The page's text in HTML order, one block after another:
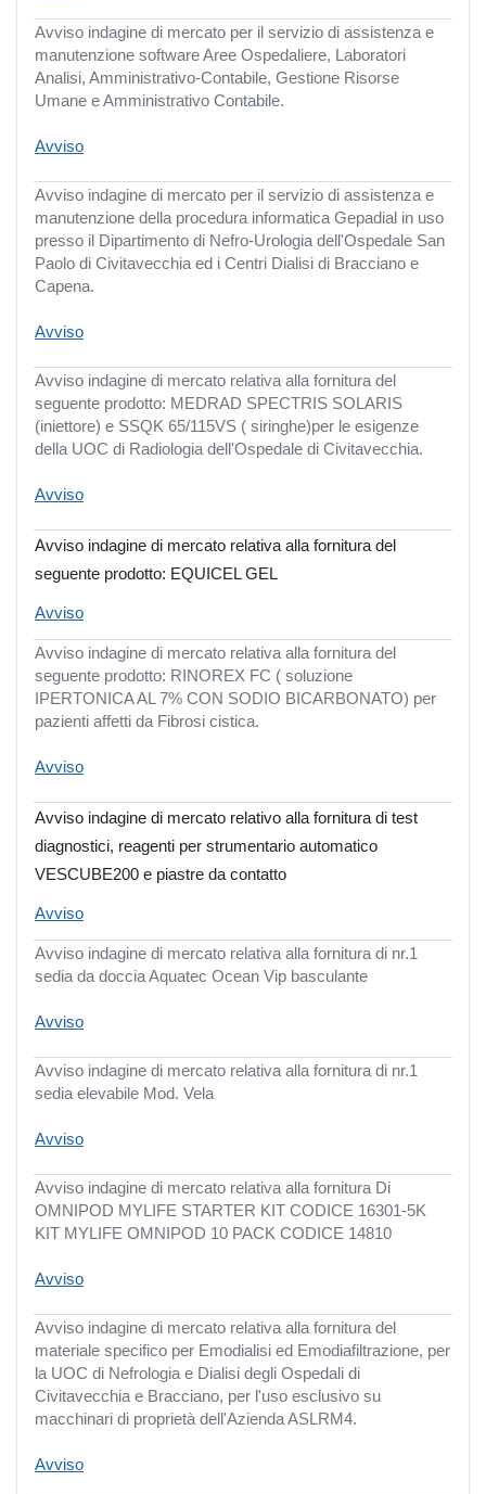
Avviso indagine di mercato per il servizio di assistenza e
manutenzione software Aree Ospedaliere, Laboratori
Analisi, Amministrativo-Contabile, Gestione Risorse
Umane e Amministrativo Contabile.
Avviso
Avviso indagine di mercato per il servizio di assistenza e
manutenzione della procedura informatica Gepadial in uso
presso il Dipartimento di Nefro-Urologia dell'Ospedale San
Paolo di Civitavecchia ed i Centri Dialisi di Bracciano e
Capena.
Avviso
Avviso indagine di mercato relativa alla fornitura del
seguente prodotto: MEDRAD SPECTRIS SOLARIS
(iniettore) e SSQK 65/115VS ( siringhe)per le esigenze
della UOC di Radiologia dell'Ospedale di Civitavecchia.
Avviso
Avviso indagine di mercato relativa alla fornitura del
seguente prodotto: EQUICEL GEL
Avviso
Avviso indagine di mercato relativa alla fornitura del
seguente prodotto: RINOREX FC ( soluzione
IPERTONICA AL 7% CON SODIO BICARBONATO) per
pazienti affetti da Fibrosi cistica.
Avviso
Avviso indagine di mercato relativo alla fornitura di test
diagnostici, reagenti per strumentario automatico
VESCUBE200 e piastre da contatto
Avviso
Avviso indagine di mercato relativa alla fornitura di nr.1
sedia da doccia Aquatec Ocean Vip basculante
Avviso
Avviso indagine di mercato relativa alla fornitura di nr.1
sedia elevabile Mod. Vela
Avviso
Avviso indagine di mercato relativa alla fornitura Di
OMNIPOD MYLIFE STARTER KIT CODICE 16301-5K
KIT MYLIFE OMNIPOD 10 PACK CODICE 14810
Avviso
Avviso indagine di mercato relativa alla fornitura del
materiale specifico per Emodialisi ed Emodiafiltrazione, per
la UOC di Nefrologia e Dialisi degli Ospedali di
Civitavecchia e Bracciano, per l'uso esclusivo su
macchinari di proprietà dell'Azienda ASLRM4.
Avviso